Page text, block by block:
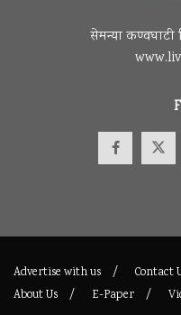
सेमन्या कण्वघाटी
Advertise with us Contact
About Us
E-Paper